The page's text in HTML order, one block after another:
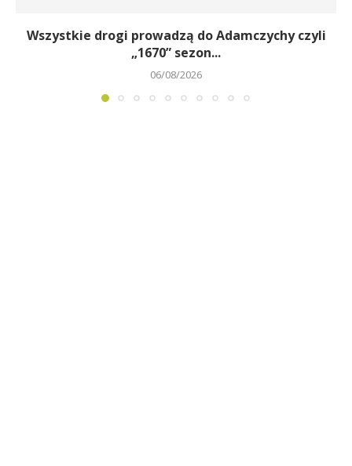
Wszystkie drogi prowadzą do Adamczychy czyli
„1670” sezon...
06/08/2026